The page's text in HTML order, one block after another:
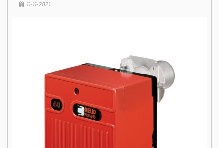
11-11-2021